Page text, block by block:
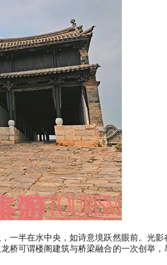
一半在水中央，如诗意境跃然眼前。光
桥可谓楼阁建筑与桥梁融合的一次创举，